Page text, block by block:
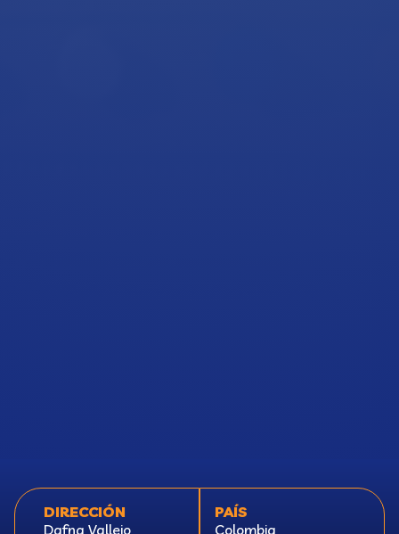
DIRECCIÓN
Dafna Vallejo
PAÍS
Colombia